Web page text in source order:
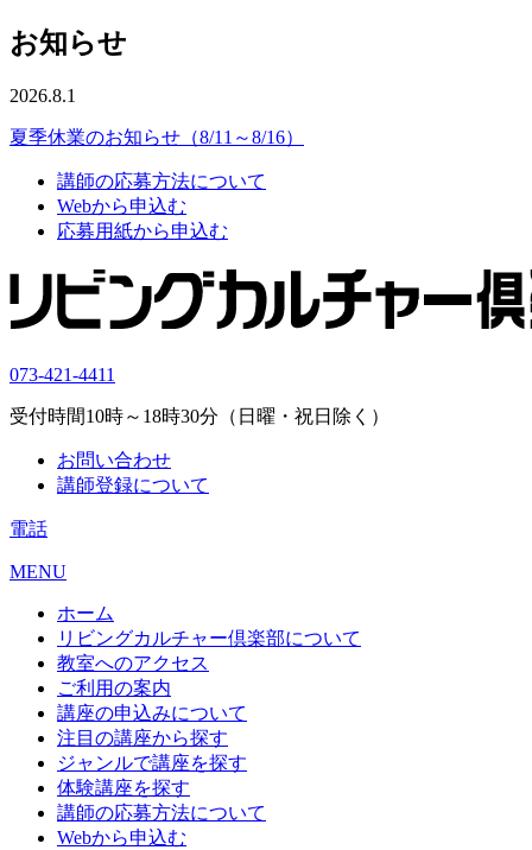
お知らせ
2026.8.1
夏季休業のお知らせ（8/11～8/16）
講師の応募方法について
Webから申込む
応募用紙から申込む
073-421-4411
受付時間10時～18時30分（日曜・祝日除く）
お問い合わせ
講師登録について
電話
MENU
ホーム
リビングカルチャー倶楽部について
教室へのアクセス
ご利用の案内
講座の申込みについて
注目の講座から探す
ジャンルで講座を探す
体験講座を探す
講師の応募方法について
Webから申込む